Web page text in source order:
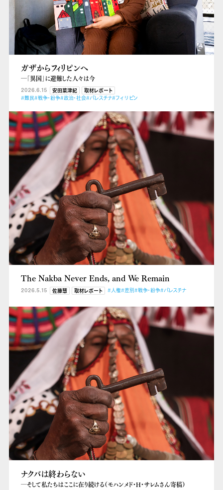
ガザからフィリピンへ
―「異国」に避難した人々は今
2026.6.15 安田菜津紀
取材レポート
#難民#戦争・紛争#政治・社会#パレスチナ#フィリピン
The Nakba Never Ends, and We Remain
2026.5.15 佐藤慧 取材レポート #人権#差別#戦争・紛争#パレスチナ
ナクバは終わらない
―そして私たちはここに在り続ける（モハンメド・H・サレムさん寄稿）